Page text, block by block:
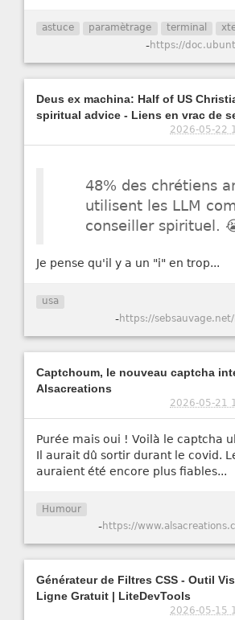
astuce paramètrage terminal
-https://
Deus ex machina: Half of US
spiritual advice - Liens en vrac de
2026-05-22
48% des chrétiens
utilisent les LLM
conseiller spirituel.
Je pense qu'il y a un "i" en trop...
usa
-https://
Captchoum, le nouveau captcha
Alsacreations
2026-05-21
Purée mais oui ! Voilà le captcha
Il aurait dû sortir durant le covid.
auraient été encore plus fiables...
Humour
-
Générateur de Filtres CSS - Outil
Ligne Gratuit | LiteDevTools
2026-05-15